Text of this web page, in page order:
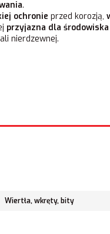
.
ochronie przed korozją,
przyjazna dla środowiska
nierdzewnej.
Wiertła, wkręty, bity